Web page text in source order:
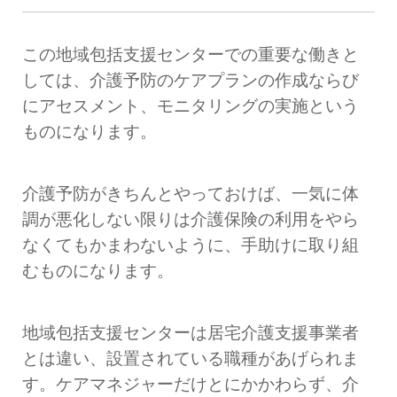
この地域包括支援センターでの重要な働きと
しては、 介護予防のケアプランの作成ならび
にアセスメント 、 モニタ リングの実施という
ものになります。
介護予防がきちんとやっておけば、 一気に体
調が悪化しない限り は介護保険の利用 をやら
なくてもかまわないように、 手助けに取り組
むものになります。
地域包括支援センターは 居宅介護支援事業者
とは違い、 設置されている職種があげられま
す。 ケアマネジャーだけとにかかわらず、 介